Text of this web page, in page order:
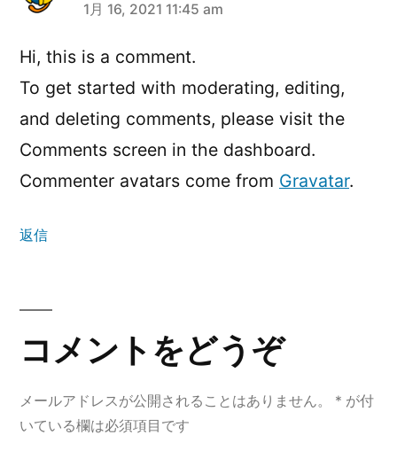
さ
ん
の
発
言:
1月 16, 2021 11:45 am
Hi, this is a comment.
To get started with moderating, editing,
and deleting comments, please visit the
Comments screen in the dashboard.
Commenter avatars come from Gravatar.
返信
コ
メ
ト
メールアドレスが公開されることはありません。 * が付
いている欄は必須項目です
コメントをどうぞ